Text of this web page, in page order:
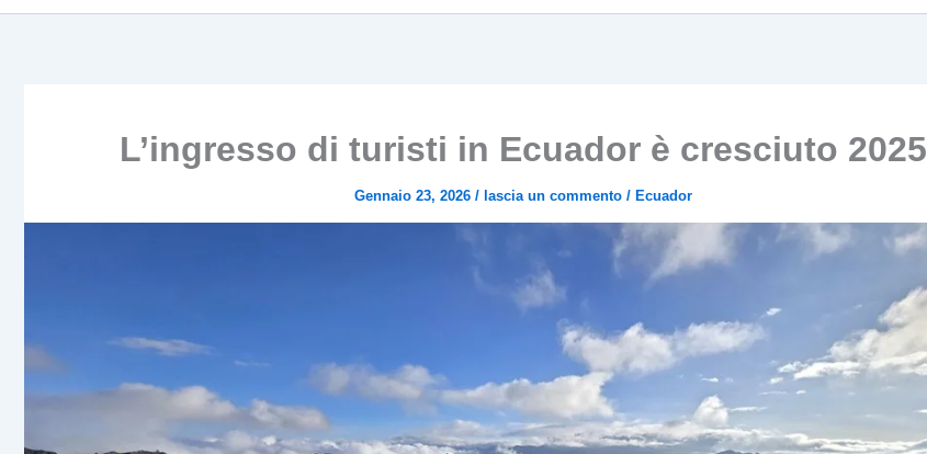
L’ingresso di turisti in Ecuador è cresciuto 2025
Gennaio 23, 2026 / lascia un commento / Ecuador